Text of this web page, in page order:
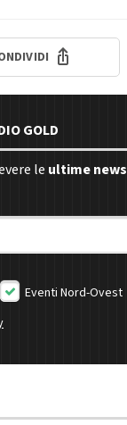
GOLD
le ultime news
Eventi Nord-Ovest